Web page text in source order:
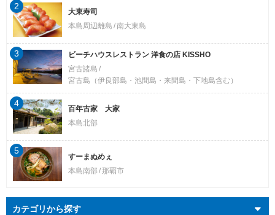
大東寿司
本島周辺離島 南大東島
2
ビーチハウスレストラン 洋食の店 KISSHO
宮古諸島
宮古島（伊良部島・池間島・来間島・下地島含む）
3
百年古家 大家
本島北部
4
すーまぬめぇ
本島南部
那覇市
5
カテゴリから探す